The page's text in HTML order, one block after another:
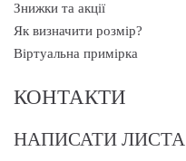
Знижки та акції
Як визначити розмір?
Віртуальна примірка
КОНТАКТИ
НАПИСАТИ ЛИСТА